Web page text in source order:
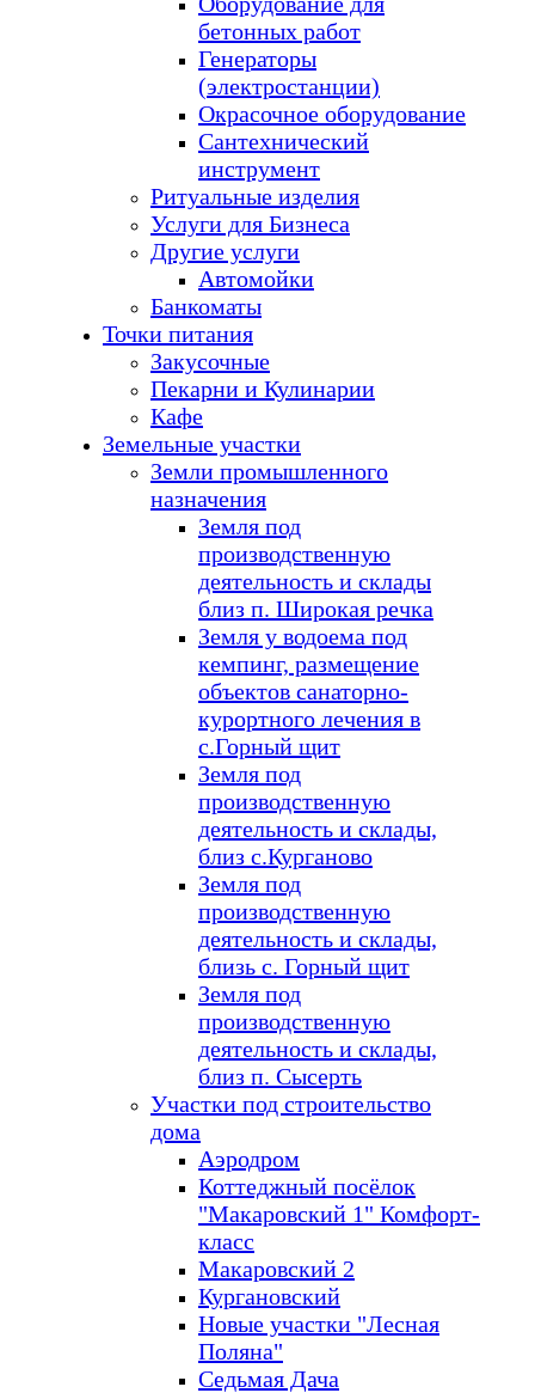
бетонных работ
Генераторы
(электростанции)
Окрасочное оборудование
Сантехнический
инструмент
Ритуальные изделия
Услуги для Бизнеса
Другие услуги
Автомойки
Банкоматы
Точки питания
Закусочные
Пекарни и Кулинарии
Кафе
Земельные участки
Земли промышленного
назначения
Земля под
производственную
деятельность и склады
близ п. Широкая речка
Земля у водоема под
кемпинг, размещение
объектов санаторно-
курортного лечения в
с.Горный щит
Земля под
производственную
деятельность и склады,
близ с.Курганово
Земля под
производственную
деятельность и склады,
близь с. Горный щит
Земля под
производственную
деятельность и склады,
близ п. Сысерть
Участки под строительство
дома
Аэродром
Коттеджный посёлок
"Макаровский 1" Комфорт-
класс
Макаровский 2
Кургановский
Новые участки "Лесная
Поляна"
Седьмая Дача